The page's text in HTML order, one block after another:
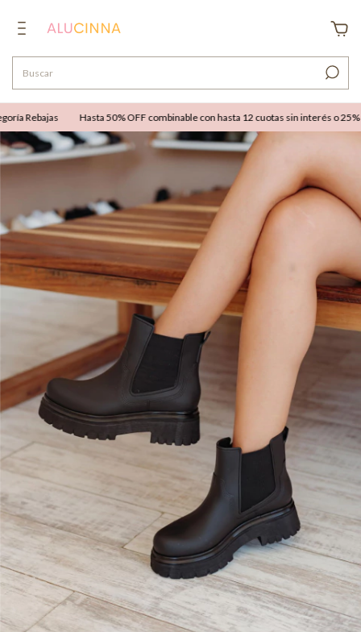
Rebajas Hasta 50% OFF combinable con hasta 12 cuotas sin interés o 25%